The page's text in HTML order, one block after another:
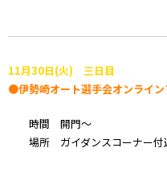
11月30日(火) 三日目
●伊勢崎オート選手会オンライ
時間 開門～
場所 ガイダンスコーナー付